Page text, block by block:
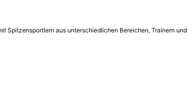
Spitzensportlern aus unterschiedlichen Bereichen, Trainern und